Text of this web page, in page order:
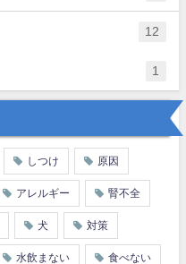
12
1
しつけ 原因
アレルギー 腎不全
犬 対策
水飲まない 食べない